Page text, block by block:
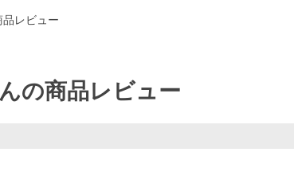
品レビュー
の商品レビュー